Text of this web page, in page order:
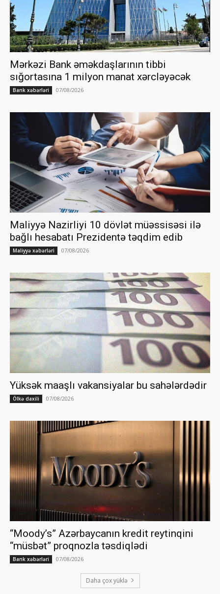
Mərkəzi Bank əməkdaşlarının tibbi
sığortasına 1 milyon manat xərcləyəcək
Bank xəbərləri 07/08/2026
Maliyyə Nazirliyi 10 dövlət müəssisəsi ilə
bağlı hesabatı Prezidentə təqdim edib
Maliyyə xəbərləri 07/08/2026
Yüksək maaşlı vakansiyalar bu sahələrdədir
Ölkə daxili 07/08/2026
“Moody’s” Azərbaycanın kredit reytinqini
“müsbət” proqnozla təsdiqlədi
Bank xəbərləri 07/08/2026
Daha çox yüklə